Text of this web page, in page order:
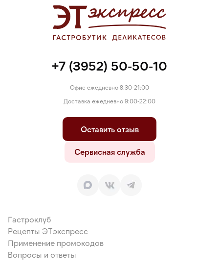
+7 (3952) 50-50-10
Офис ежедневно 8:30-21:00
Доставка ежедневно 9:00-22:00
Оставить отзыв
Сервисная служба
Гастроклуб
Рецепты ЭТэкспресс
Применение промокодов
Вопросы и ответы